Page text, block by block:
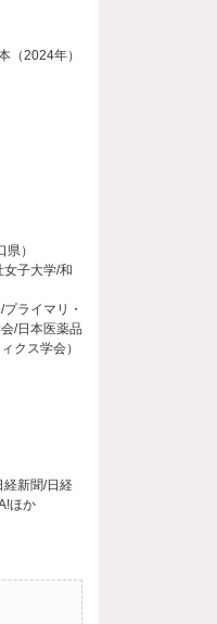
（2024年）
）
女子大学/和
ライマリ・
/日本医薬品
クス学会）
新聞/日経
ほか